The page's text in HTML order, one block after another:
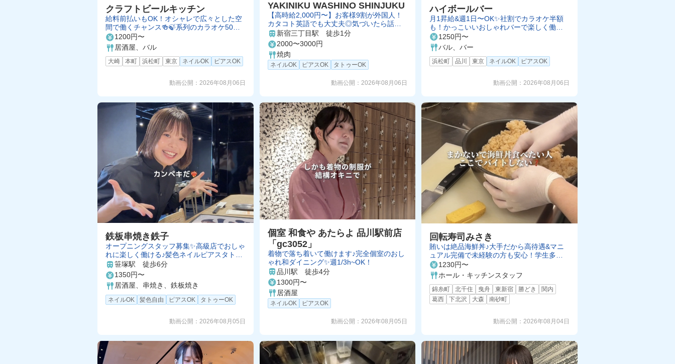
クラフトビールキッチン
給料前払いもOK！オシャレで広々とした空
間で働くチャンス🍻🍃系列のカラオケ50%O
FF＆飲食店20%OFF✨週0日もOKの自由シ
フト🎵
1200円〜
居酒屋、バル
大崎 本町 浜松町 東京 ネイルOK ピアスOK
動画公開： 2026年08月06日
YAKINIKU WASHINO SHINJUKU
【高時給2,000円〜】お客様9割が外国人！
カタコト英語でも大丈夫◎気づいたら話せ
るようになっています！おしゃれにかっこ
よく働きませんか？✨
新宿三丁目駅 徒歩1分
2000〜3000円
焼肉
ネイルOK ピアスOK タトゥーOK
動画公開：2026年08月06日
ハイボールバー
月1昇給&週1日〜OK✨社割でカラオケ半額
も！かっこいいおしゃれバーで楽しく働け
ちゃう✨
1250円〜
バル、バー
浜松町 品川 東京 ネイルOK ピアスOK
動画公開： 2026年08月06日
鉄板串焼き鉄子
オープニングスタッフ募集✨高級店でおしゃ
れに楽しく働ける♪髪色ネイルピアスタトゥ
ーすべて自由💅週2〜OK！
笹塚駅 徒歩6分
1350円〜
居酒屋、串焼き、鉄板焼き
ネイルOK 髪色自由 ピアスOK タトゥーOK
動画公開： 2026年08月05日
個室 和食や あたらよ 品川駅前店
「gc3052」
着物で落ち着いて働けます♪完全個室のおし
ゃれ和ダイニング✨週1/3h~OK！
品川駅 徒歩4分
1300円〜
居酒屋
ネイルOK ピアスOK
動画公開：2026年08月05日
回転寿司みさき
賄いは絶品海鮮丼♪大手だから高待遇&マニ
ュアル完備で未経験の方も安心！学生多い
ので友達たくさんできちゃいます🍣
1230円〜
ホール・キッチンスタッフ
錦糸町 北千住 曳舟 東新宿 勝どき
関内
葛西
下北沢 大森 南砂町
動画公開： 2026年08月04日